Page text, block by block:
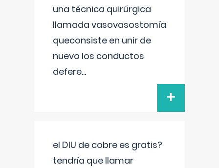
una técnica quirúrgica
llamada vasovasostomía
queconsiste en unir de
nuevo los conductos
defere...
+
el DIU de cobre es gratis?
tendría que llamar